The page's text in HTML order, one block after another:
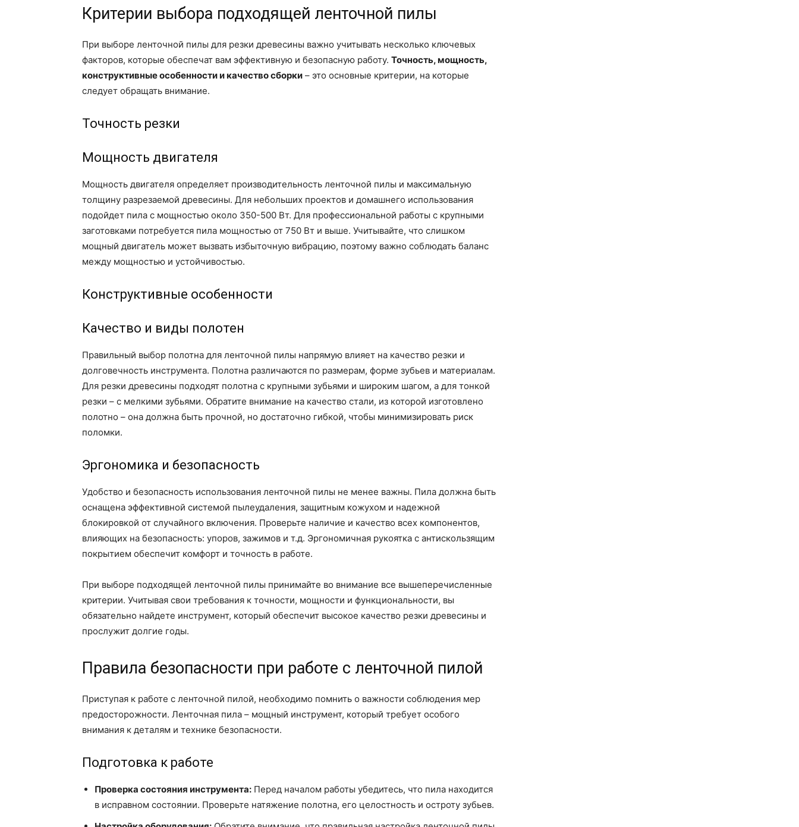
Критерии выбора подходящей ленточной пилы
При выборе ленточной пилы для резки древесины важно учитывать несколько ключевых
факторов, которые обеспечат вам эффективную и безопасную работу. Точность, мощность,
конструктивные особенности и качество сборки – это основные критерии, на которые
следует обращать внимание.
Точность резки
Мощность двигателя
Мощность двигателя определяет производительность ленточной пилы и максимальную
толщину разрезаемой древесины. Для небольших проектов и домашнего использования
подойдет пила с мощностью около 350-500 Вт. Для профессиональной работы с крупными
заготовками потребуется пила мощностью от 750 Вт и выше. Учитывайте, что слишком
мощный двигатель может вызвать избыточную вибрацию, поэтому важно соблюдать баланс
между мощностью и устойчивостью.
Конструктивные особенности
Качество и виды полотен
Правильный выбор полотна для ленточной пилы напрямую влияет на качество резки и
долговечность инструмента. Полотна различаются по размерам, форме зубьев и материалам.
Для резки древесины подходят полотна с крупными зубьями и широким шагом, а для тонкой
резки – с мелкими зубьями. Обратите внимание на качество стали, из которой изготовлено
полотно – она должна быть прочной, но достаточно гибкой, чтобы минимизировать риск
поломки.
Эргономика и безопасность
Удобство и безопасность использования ленточной пилы не менее важны. Пила должна быть
оснащена эффективной системой пылеудаления, защитным кожухом и надежной
блокировкой от случайного включения. Проверьте наличие и качество всех компонентов,
влияющих на безопасность: упоров, зажимов и т.д. Эргономичная рукоятка с антискользящим
покрытием обеспечит комфорт и точность в работе.
При выборе подходящей ленточной пилы принимайте во внимание все вышеперечисленные
критерии. Учитывая свои требования к точности, мощности и функциональности, вы
обязательно найдете инструмент, который обеспечит высокое качество резки древесины и
прослужит долгие годы.
Правила безопасности при работе с ленточной пилой
Приступая к работе с ленточной пилой, необходимо помнить о важности соблюдения мер
предосторожности. Ленточная пила – мощный инструмент, который требует особого
внимания к деталям и технике безопасности.
Подготовка к работе
Проверка состояния инструмента: Перед началом работы убедитесь, что пила находится
в исправном состоянии. Проверьте натяжение полотна, его целостность и остроту зубьев.